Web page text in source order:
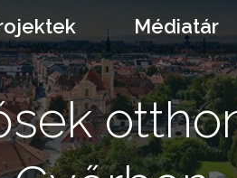
Médiatár